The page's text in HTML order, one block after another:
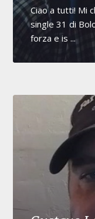
Ciao a tutti! Mi
single 31 di
forza e is ...